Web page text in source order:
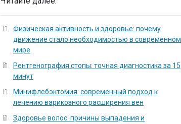
Физическая активность и здоровье: почему
движение стало необходимостью в современном
мире
Рентгенография стопы: точная диагностика за 15
минут
Минифлебэктомия: современный подход к
лечению варикозного расширения вен
Здоровье волос: причины выпадения и